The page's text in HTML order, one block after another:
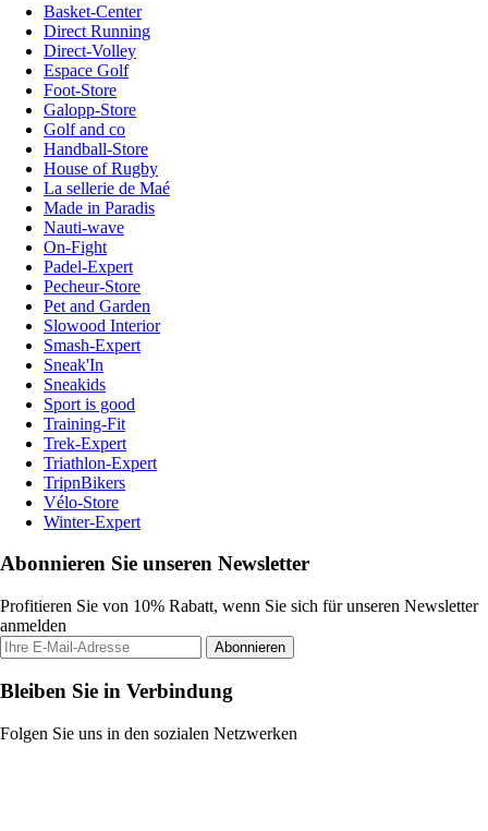
Basket-Center
Direct Running
Direct-Volley
Espace Golf
Foot-Store
Galopp-Store
Golf and co
Handball-Store
House of Rugby
La sellerie de Maé
Made in Paradis
Nauti-wave
On-Fight
Padel-Expert
Pecheur-Store
Pet and Garden
Slowood Interior
Smash-Expert
Sneak'In
Sneakids
Sport is good
Training-Fit
Trek-Expert
Triathlon-Expert
TripnBikers
Vélo-Store
Winter-Expert
Abonnieren Sie unseren Newsletter
Profitieren Sie von 10% Rabatt, wenn Sie sich für unseren Newsletter
anmelden
Abonnieren
Bleiben Sie in Verbindung
Folgen Sie uns in den sozialen Netzwerken